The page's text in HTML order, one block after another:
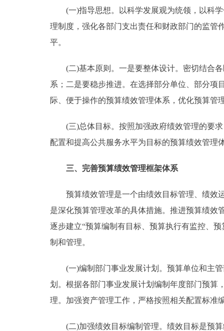
参与调查
走进北京
北京概况
绿色北京
ESPAÑOL
(一)指导思想。以科学发展观为统领，以科学
理制度，强化各部门支出责任和财政部门的监管
平。
(二)基本原则。一是要整体设计。密切结合各
系；二是要稳步推进。在选择部分单位、部分项
际、便于操作的预算绩效管理体系，优化预算管
(三)总体目标。按照加强政府绩效管理的要求
配置和提高公共服务水平为目标的预算绩效管理
三、完善预算绩效管理框架体系
预算绩效管理是一个由绩效目标管理、绩效运
是深化预算管理改革的具体措施。推进预算绩效
逐步建立“预算编制有目标、预算执行有监控、
制和管理。
(一)编制部门事业发展计划。预算单位和主管
划。根据各部门事业发展计划编制年度部门预算
理。加强资产管理工作，严格按照相关配置标准
(二)加强绩效目标编制管理。绩效目标是预算